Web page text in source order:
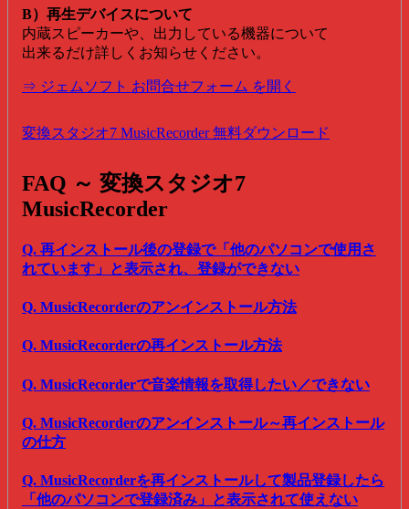
B）再生デバイスについて
内蔵スピーカーや、出力している機器について
出来るだけ詳しくお知らせください。
⇒ ジェムソフト お問合せフォーム を開く
変換スタジオ7 MusicRecorder 無料ダウンロード
FAQ ～ 変換スタジオ7
MusicRecorder
Q. 再インストール後の登録で「他のパソコンで使用さ
れています」と表示され、登録ができない
Q. MusicRecorderのアンインストール方法
Q. MusicRecorderの再インストール方法
Q. MusicRecorderで音楽情報を取得したい／できない
Q. MusicRecorderのアンインストール～再インストール
の仕方
Q. MusicRecorderを再インストールして製品登録したら
「他のパソコンで登録済み」と表示されて使えない